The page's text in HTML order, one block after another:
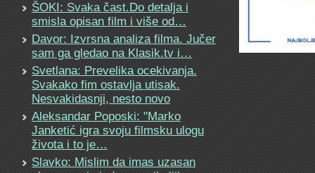
ŠOKI: Svaka čast.Do detalja i
smisla opisan film i više od…
Davor: Izvrsna analiza filma. Jučer
sam ga gledao na Klasik.tv i…
Svetlana: Prevelika ocekivanja.
Svakako fim ostavlja utisak.
Nesvakidasnji, nesto novo
Aleksandar Poposki: "Marko
Janketić igra svoju filmsku ulogu
života i to je…
Slavko: Mislim da imas uzasan